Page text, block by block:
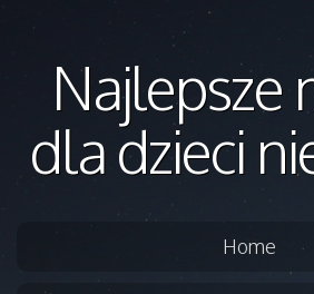
Najlepsze
dla dzieci
Home